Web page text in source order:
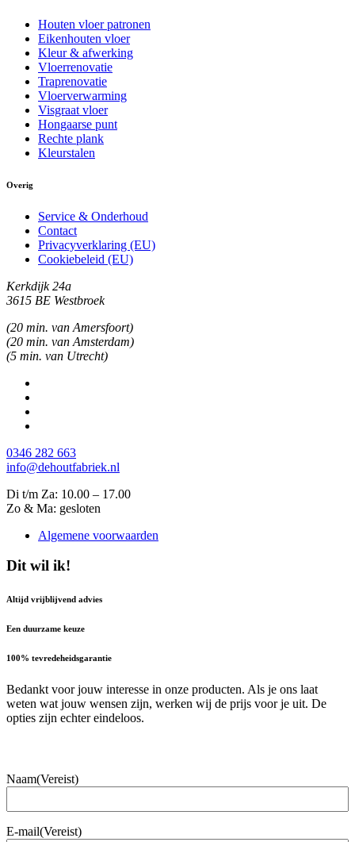
Houten vloer patronen
Eikenhouten vloer
Kleur & afwerking
Vloerrenovatie
Traprenovatie
Vloerverwarming
Visgraat vloer
Hongaarse punt
Rechte plank
Kleurstalen
Overig
Service & Onderhoud
Contact
Privacyverklaring (EU)
Cookiebeleid (EU)
Kerkdijk 24a
3615 BE Westbroek
(20 min. van Amersfoort)
(20 min. van Amsterdam)
(5 min. van Utrecht)
0346 282 663
info@dehoutfabriek.nl
Di t/m Za: 10.00 – 17.00
Zo & Ma: gesloten
Algemene voorwaarden
Dit wil ik!
Altijd vrijblijvend advies
Een duurzame keuze
100% tevredeheidsgarantie
Bedankt voor jouw interesse in onze producten. Als je ons laat
weten wat jouw wensen zijn, werken wij de prijs voor je uit. De
opties zijn echter eindeloos.
Naam(Vereist)
E-mail(Vereist)